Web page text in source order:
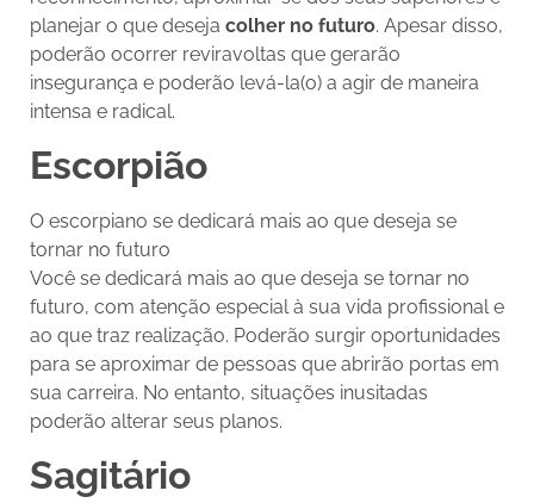
planejar o que deseja colher no futuro. Apesar disso,
poderão ocorrer reviravoltas que gerarão
insegurança e poderão levá-la(o) a agir de maneira
intensa e radical.
Escorpião
O escorpiano se dedicará mais ao que deseja se
tornar no futuro
Você se dedicará mais ao que deseja se tornar no
futuro, com atenção especial à sua vida profissional e
ao que traz realização. Poderão surgir oportunidades
para se aproximar de pessoas que abrirão portas em
sua carreira. No entanto, situações inusitadas
poderão alterar seus planos.
Sagitário